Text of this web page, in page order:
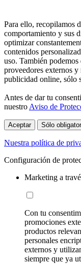
Para ello, recopilamos
comportamiento y sus
optimizar
contenidos
uso. También
proveedores externos y
publicidad online, sólo
Antes de dar tu
nuestro Aviso de
Aceptar Sólo
Nuestra política de
Configuración de
Marketing a
Con tu
promociones
productos
personales
externos y
siempre que ya